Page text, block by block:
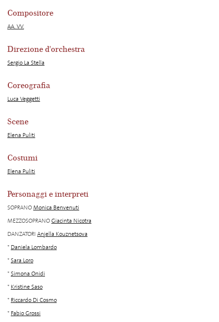
Compositore
AA. VV.
Direzione d'orchestra
Sergio La Stella
Coreografia
Luca Veggetti
Scene
Elena Puliti
Costumi
Elena Puliti
Personaggi e interpreti
SOPRANOMonica Benvenuti
MEZZOSOPRANOGiacinta Nicotra
DANZATORI Anjella Kouznetsova
* Daniela Lombardo
*Sara Loro
*Simona Onidi
* Kristine Saso
* Riccardo Di Cosmo
* Fabio Grossi